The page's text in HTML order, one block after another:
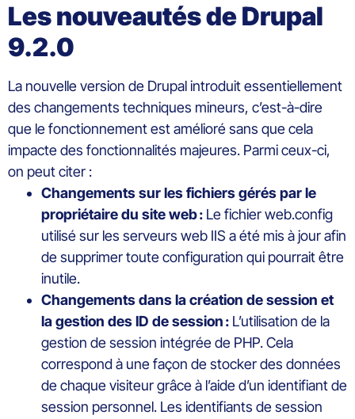
Les nouveautés de Drupal
9.2.0
La nouvelle version de Drupal introduit essentiellement
des changements techniques mineurs, c’est-à-dire
que le fonctionnement est amélioré sans que cela
impacte des fonctionnalités majeures. Parmi ceux-ci,
on peut citer :
Changements sur les fichiers gérés par le
propriétaire du site web : Le fichier web.config
utilisé sur les serveurs web IIS a été mis à jour afin
de supprimer toute configuration qui pourrait être
inutile.
Changements dans la création de session et
la gestion des ID de session : L’utilisation de la
gestion de session intégrée de PHP.Cela
correspond à une façon de stocker des données
de chaque visiteur grâce à l’aide d’un identifiant de
session personnel. Les identifiants de session